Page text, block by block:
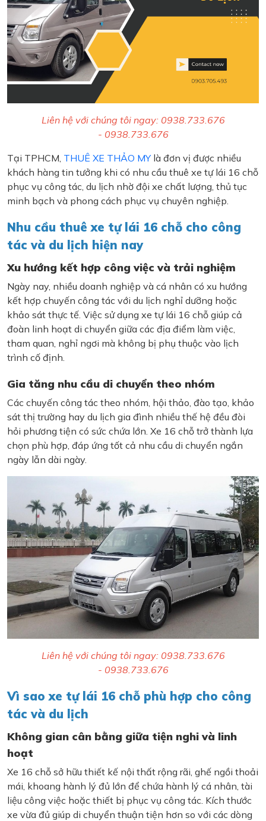
Liên hệ với chúng tôi ngay: 0938.733.676
- 0938.733.676
Tại TPHCM, THUÊ XE THẢO MYlà đơn vị được nhiều
khách hàng tin tưởng khi có nhu cầu thuê xe tự lái 16 chỗ
phục vụ công tác, du lịch nhờ đội xe chất lượng, thủ tục
minh bạch và phong cách phục vụ chuyên nghiệp.
Nhu cầu thuê xe tự lái 16 chỗ cho công
tác và du lịch hiện nay
Xu hướng kết hợp công việc và trải nghiệm
Ngày nay, nhiều doanh nghiệp và cá nhân có xu hướng
kết hợp chuyến công tác với du lịch nghỉ dưỡng hoặc
khảo sát thực tế. Việc sử dụng xe tự lái 16 chỗ giúp cả
đoàn linh hoạt di chuyển giữa các địa điểm làm việc,
tham quan, nghỉ ngơi mà không bị phụ thuộc vào lịch
trình cố định.
Gia tăng nhu cầu di chuyển theo nhóm
Các chuyến công tác theo nhóm, hội thảo, đào tạo, khảo
sát thị trường hay du lịch gia đình nhiều thế hệ đều đòi
hỏi phương tiện có sức chứa lớn. Xe 16 chỗ trở thành lựa
chọn phù hợp, đáp ứng tốt cả nhu cầu di chuyển ngắn
ngày lẫn dài ngày.
Liên hệ với chúng tôi ngay: 0938.733.676
- 0938.733.676
Vì sao xe tự lái 16 chỗ phù hợp cho công
tác và du lịch
Không gian cân bằng giữa tiện nghi và linh
hoạt
Xe 16 chỗ sở hữu thiết kế nội thất rộng rãi, ghế ngồi thoải
mái, khoang hành lý đủ lớn để chứa hành lý cá nhân, tài
liệu công việc hoặc thiết bị phục vụ công tác. Kích thước
xe vừa đủ giúp di chuyển thuận tiện hơn so với các dòng